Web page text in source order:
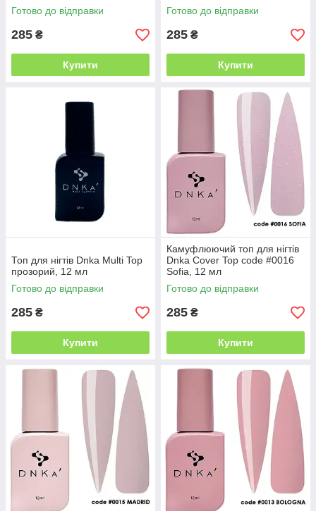
Готово до відправки
285 ₴
Купити
Готово до відправки
285 ₴
Купити
Топ для нігтів Dnka Multi Top
прозорий, 12 мл
Готово до відправки
285 ₴
Купити
Камуфлюючий топ для нігтів
Dnka Cover Top code #0016
Sofia, 12 мл
Готово до відправки
285 ₴
Купити